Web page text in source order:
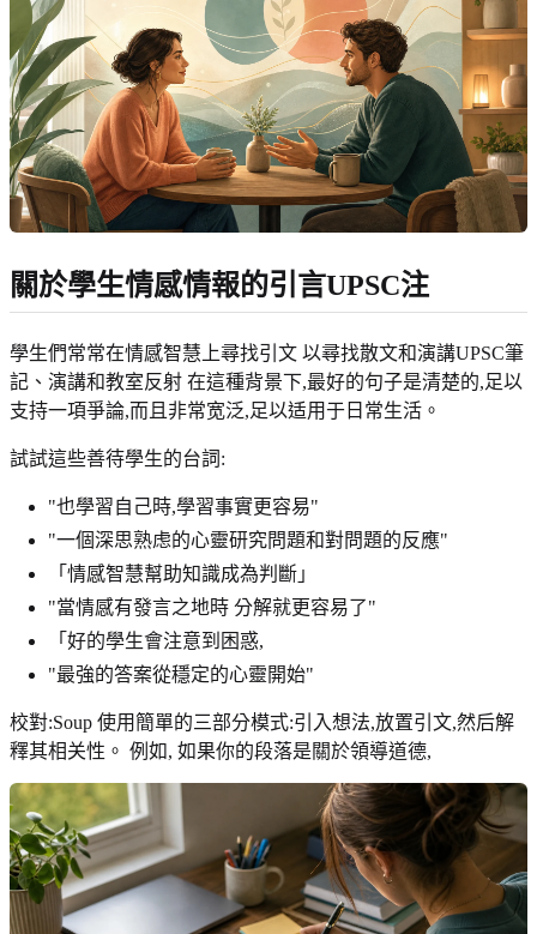
關於學生情感情報的引言UPSC注
學生們常常在情感智慧上尋找引文 以尋找散文和演講UPSC筆
記、演講和教室反射 在這種背景下,最好的句子是清楚的,足以
支持一項爭論,而且非常宽泛,足以适用于日常生活。
試試這些善待學生的台詞:
"也學習自己時,學習事實更容易"
"一個深思熟虑的心靈研究問題和對問題的反應"
「情感智慧幫助知識成為判斷」
"當情感有發言之地時 分解就更容易了"
「好的學生會注意到困惑,
"最強的答案從穩定的心靈開始"
校對:Soup 使用簡單的三部分模式:引入想法,放置引文,然后解
釋其相关性。 例如, 如果你的段落是關於領導道德,